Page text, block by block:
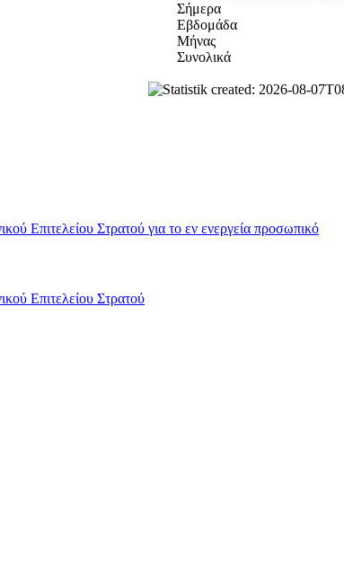
Σήμερα
Εβδομάδα
Μήνας
Συνολικά
Επιτελείου Στρατού για το εν ενεργεία προσωπικό
Επιτελείου Στρατού